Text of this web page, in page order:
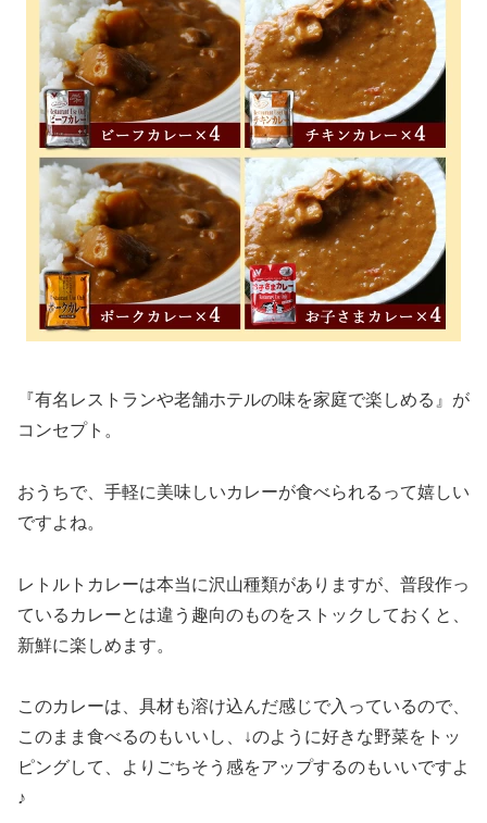
『有名レストランや老舗ホテルの味を家庭で楽しめる』が
コンセプト。
おうちで、手軽に美味しいカレーが食べられるって嬉しい
ですよね。
レトルトカレーは本当に沢山種類がありますが、普段作っ
ているカレーとは違う趣向のものをストックしておくと、
新鮮に楽しめます。
このカレーは、具材も溶け込んだ感じで入っているので、
このまま食べるのもいいし、↓のように好きな野菜をトッ
ピングして、よりごちそう感をアップするのもいいですよ
♪